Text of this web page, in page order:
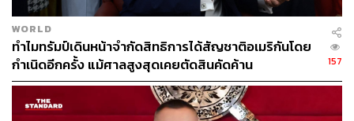
คริสตาลินา จอร์เจียวา ผู้อำนวยการกองทุนการเงินระหว่าง
ประเทศ (IMF) กล่าวว่า แนวโน้มเศรษฐกิจโลกในเวลานี้ค่อน
ข้างมืดมน เพราะมีหลายวิกฤตเกิดขึ้นพร้อมกัน ไม่ว่าจะเป็น
สงครามรัสเซีย-ยูเครน ภาวะการเงินที่ตึงตัวขาดสภาพคล่อง
การแข็งค่าของสกุลเงินดอลลาร์ และการชะลอการเติบโต
ของจีน
WORLD
ทำไมทรัมป์เดินหน้าจำกัดสิทธิการได้สัญชาติอเมริกันโดย
กำเนิดอีกครั้ง แม้ศาลสูงสุดเคยตัดสินคัดค้าน
157